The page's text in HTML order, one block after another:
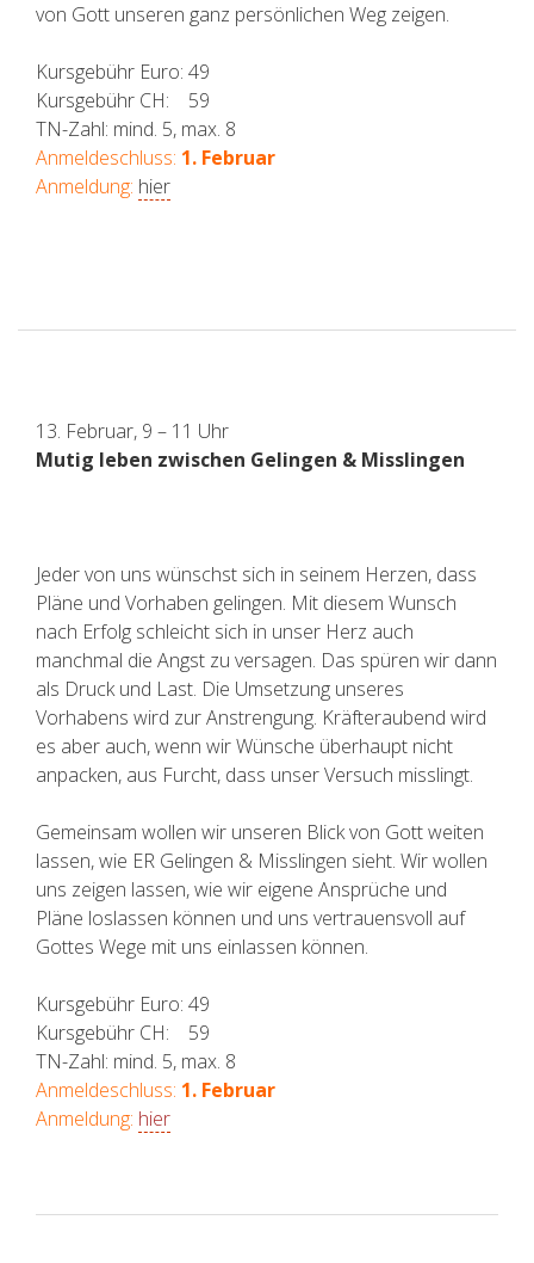
von Gott unseren ganz persönlichen Weg zeigen.
Kursgebühr Euro: 49
Kursgebühr CH: 59
TN-Zahl: mind. 5, max. 8
Anmeldeschluss: 1. Februar
Anmeldung: hier
13. Februar, 9 – 11 Uhr
Mutig leben zwischen Gelingen & Misslingen
Jeder von uns wünschst sich in seinem Herzen, dass
Pläne und Vorhaben gelingen. Mit diesem Wunsch
nach Erfolg schleicht sich in unser Herz auch
manchmal die Angst zu versagen. Das spüren wir dann
als Druck und Last. Die Umsetzung unseres
Vorhabens wird zur Anstrengung. Kräfteraubend wird
es aber auch, wenn wir Wünsche überhaupt nicht
anpacken, aus Furcht, dass unser Versuch misslingt.
Gemeinsam wollen wir unseren Blick von Gott weiten
lassen, wie ER Gelingen & Misslingen sieht. Wir wollen
uns zeigen lassen, wie wir eigene Ansprüche und
Pläne loslassen können und uns vertrauensvoll auf
Gottes Wege mit uns einlassen können.
Kursgebühr Euro: 49
Kursgebühr CH: 59
TN-Zahl: mind. 5, max. 8
Anmeldeschluss: 1. Februar
Anmeldung: hier